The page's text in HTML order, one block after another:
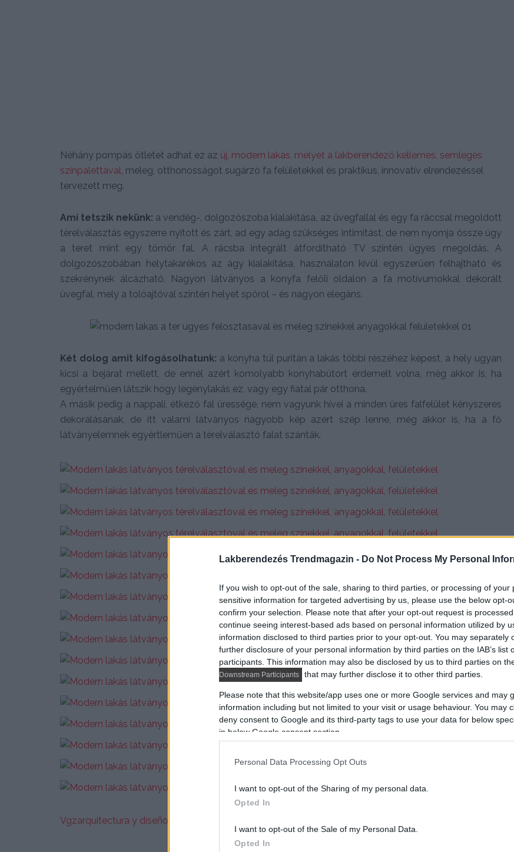
Lakberendezés Trendmagazin - Do Not Process My Personal
If you wish to opt-out of the sale, sharing to third parties, or processing of your
sensitive information for targeted advertising by us, please use the below opt-
confirm your selection. Please note that after your opt-out request is
continue seeing interest-based ads based on personal information utilized by
information disclosed to third parties prior to your opt-out. You may separately
further disclosure of your personal information by third parties on the IAB’s list
participants. This information may also be disclosed by us to third parties on
Downstream Participants
that may further disclose it to other third parties.
Please note that this website/app uses one or more Google services and may
information including but not limited to your visit or usage behaviour. You may
deny consent to Google and its third-party tags to use your data for below
in below Google consent section.
Personal Data Processing Opt Outs
I want to opt-out of the Sharing of my personal data.
Opted In
I want to opt-out of the Sale of my Personal Data.
Opted In
Néhány pompás ötletet adhat ez az új, modern lakás, melyet a lakberendező kellemes, semleges
színpalettával, meleg, otthonosságot sugárzó fa felületekkel és praktikus, innovatív elrendezéssel
tervezett meg.
Ami tetszik nekünk: a vendég-, dolgozószoba kialakítása, az üvegfallal és egy fa ráccsal megoldott
térelválasztás egyszerre nyitott és zárt, ad egy adag szükséges intimitást, de nem nyomja össze úgy
a teret mint egy tömör fal. A rácsba integrált átfordítható TV szintén ügyes megoldás. A
dolgozószobában helytakarékos az ágy kialakítása, használaton kívül egyszerűen felhajtható és
szekrénynek álcázható. Nagyon látványos a konyfa felőli oldalon a fa motívumokkal dekorált
üvegfal, mely a tolóajtóval szintén helyet spórol – és nagyon elegáns.
Két dolog amit kifogásolhatunk: a konyha túl puritán a lakás többi részéhez képest, a hely ugyan
kicsi a bejárat mellett, de ennél azért komolyabb konyhabútort érdemelt volna, még akkor is, ha
egyértelműen látszik hogy legénylakás ez, vagy egy fiatal pár otthona.
A másik pedig a nappali, étkező fal üressége, nem vagyunk hívei a minden üres falfelület kényszeres
dekorálásának, de itt valami látványos nagyobb kép azért szép lenne, még akkor is, ha a fő
látványelemnek egyértleműen a térelválasztó falat szánták.
Vgzarquitectura y diseño